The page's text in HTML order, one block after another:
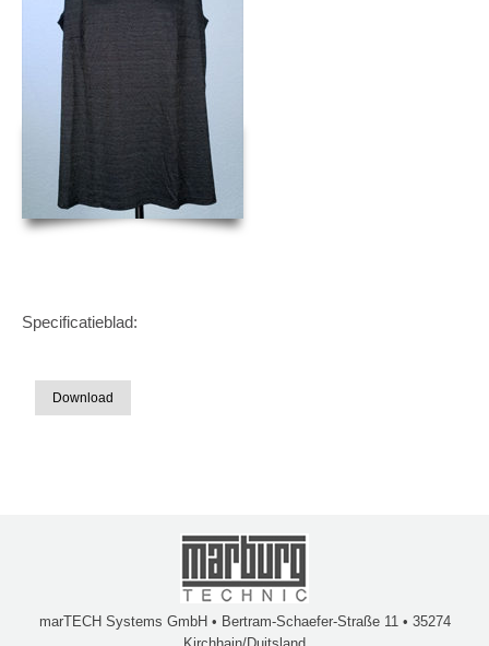
Specificatieblad:
Download
marTECH Systems GmbH • Bertram-Schaefer-Straße 11 • 35274